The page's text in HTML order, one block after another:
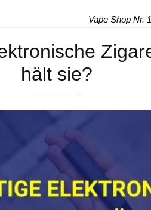
Vape Shop Nr.
hält sie?